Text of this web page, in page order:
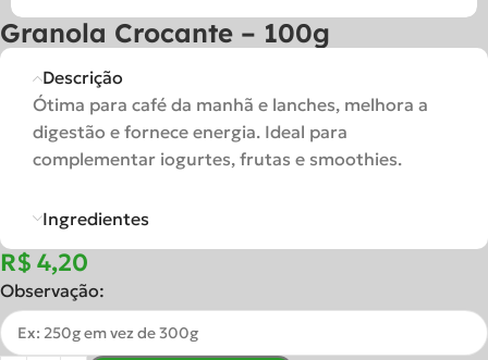
Granola Crocante – 100g
Descrição
Ótima para café da manhã e lanches, melhora a
digestão e fornece energia. Ideal para
complementar iogurtes, frutas e smoothies.
Ingredientes
R$
Observação: